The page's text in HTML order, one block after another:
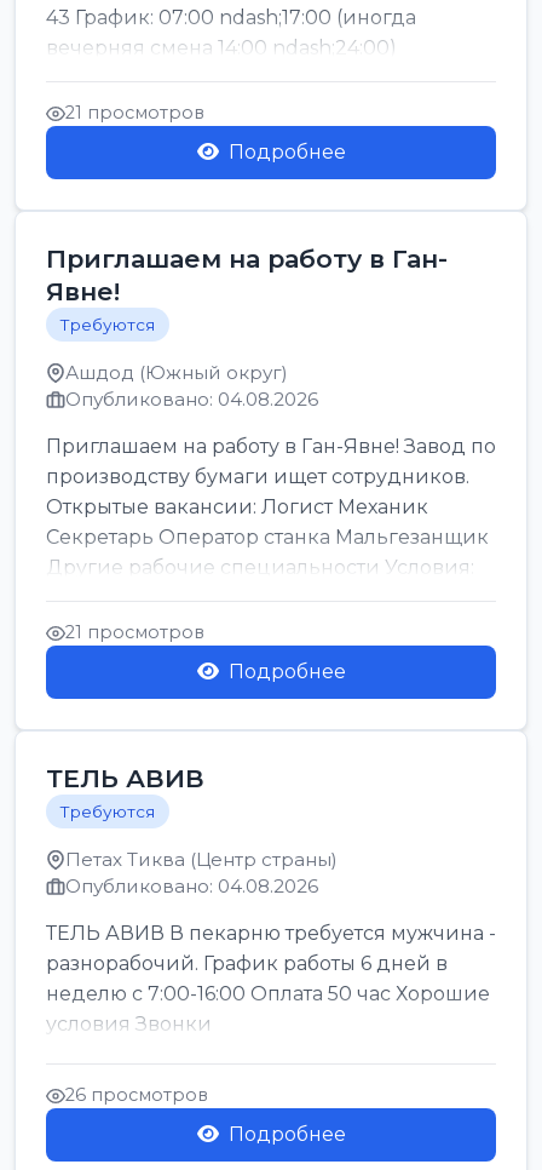
43 График: 07:00 ndash;17:00 (иногда
вечерняя смена 14:00 ndash;24:00)
Обязател...
21 просмотров
Подробнее
Приглашаем на работу в Ган-
Явне!
Требуются
Ашдод (Южный округ)
Опубликовано: 04.08.2026
Приглашаем на работу в Ган-Явне! Завод по
производству бумаги ищет сотрудников.
Открытые вакансии: Логист Механик
Секретарь Оператор станка Мальгезанщик
Другие рабочие специальности Условия:
Организов...
21 просмотров
Подробнее
ТЕЛЬ АВИВ
Требуются
Петах Тиква (Центр страны)
Опубликовано: 04.08.2026
ТЕЛЬ АВИВ В пекарню требуется мужчина -
разнорабочий. График работы 6 дней в
неделю с 7:00-16:00 Оплата 50 час Хорошие
условия Звонки
26 просмотров
Подробнее